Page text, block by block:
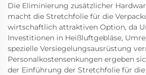
Die Eliminierung zusätzlicher
macht die Stretchfolie für die
wirtschaftlich attraktiven Option, da
Investitionen in Heißluftgebläse,
spezielle Versiegelungsausrüstung
Personalkostensenkungen ergeben
der Einführung der Stretchfolie für die